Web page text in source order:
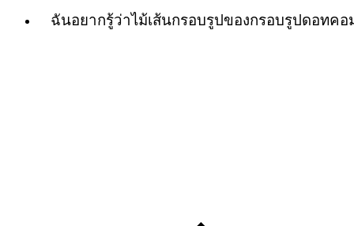
ฉันอยากรู้ว่าไม้เส้นกรอบรูปของกรอบรูปดอทคอ